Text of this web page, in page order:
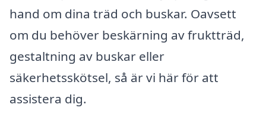
hand om dina träd och buskar. Oavsett
om du behöver beskärning av fruktträd,
gestaltning av buskar eller
säkerhetsskötsel, så är vi här för att
assistera dig.